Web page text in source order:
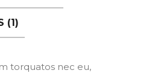
(1)
torquatos nec eu,